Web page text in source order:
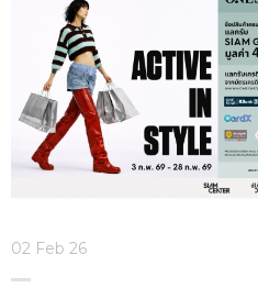
02 Feb 26